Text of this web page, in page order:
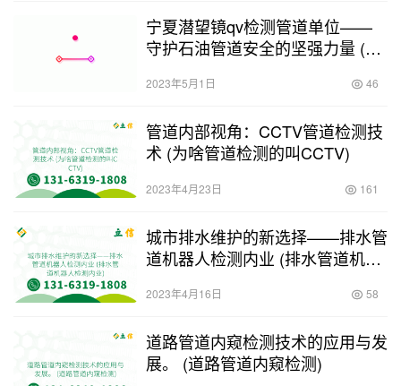
宁夏潜望镜qv检测管道单位——
守护石油管道安全的坚强力量 (宁
2023年5月1日 46
管道内部视角：CCTV管道检测技
术 (为啥管道检测的叫CCTV)
2023年4月23日 161
城市排水维护的新选择——排水管
道机器人检测内业 (排水管道机器
2023年4月16日 58
道路管道内窥检测技术的应用与发
展。 (道路管道内窥检测)